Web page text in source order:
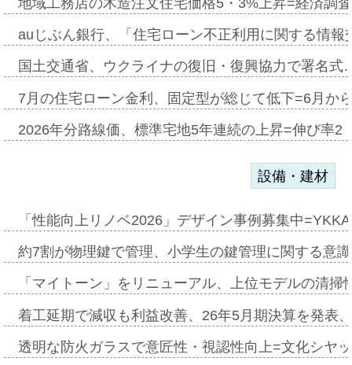
auじぶん銀行、「住宅ローン不正利用に関する情
国土交通省、ウクライナの復旧・復興協力で署名
7月の住宅ローン金利、固定型が総じて低下=6月か
2026年分路線価、標準宅地5年連続の上昇=伸び率
設備・建材
「性能向上リノベ2026」デザイン事例募集中
約7割が物理鍵で管理、小学生の鍵管理に関する意
「マイトーン」をリニューアル、上位モデルの清
着工延期で減収も利益改善、26年5月期決算を発表
透明な防火ガラスで意匠性・視認性向上=文化シヤ